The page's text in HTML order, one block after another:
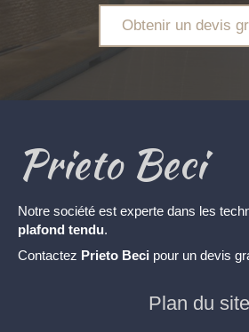
Obtenir un devis
Prieto Beci
Notre société est experte dans les
plafond tendu.
Contactez Prieto Beci pour un devis
Plan du site